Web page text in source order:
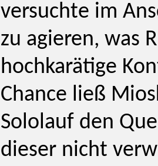
versuchte im
zu agieren, was
hochkarätige
Chance ließ
Sololauf den
dieser nicht